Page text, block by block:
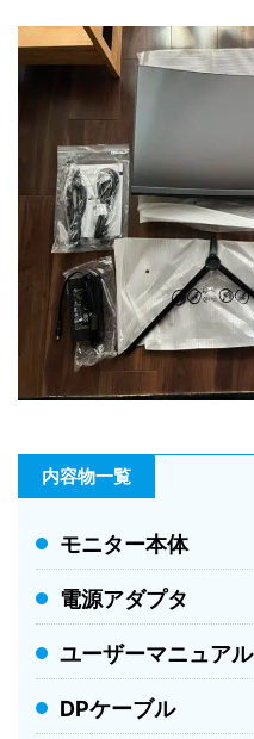
内容物一覧
モニター本体
電源アダプタ
ユーザーマニュアル
DPケーブル